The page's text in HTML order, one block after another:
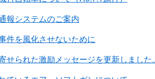
報システムのご案内
件を風化させないために
せられた激励メッセージを更新しました。